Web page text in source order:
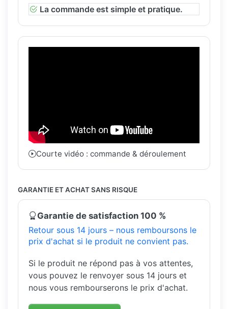
La commande est simple et pratique.
Courte vidéo : commande & déroulement
GARANTIE ET ACHAT SANS RISQUE
Garantie de satisfaction 100 %
Retour sous 14 jours – nous remboursons le
prix d'achat si le produit ne convient pas.
Si le produit ne répond pas à vos attentes,
vous pouvez le renvoyer sous 14 jours et
nous vous rembourserons le prix d'achat.